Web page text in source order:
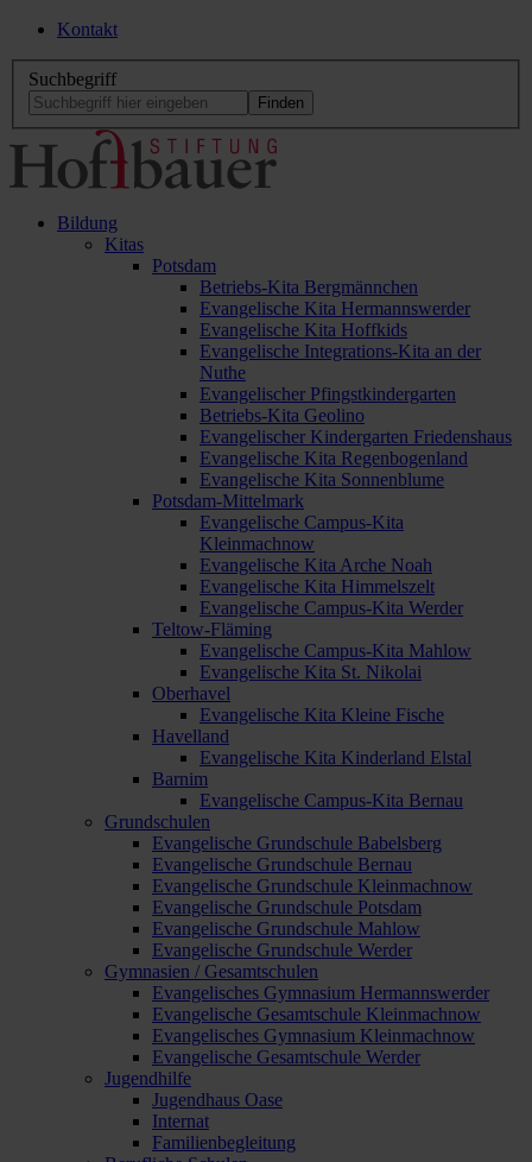
Kontakt
Suchbegriff
Bildung
Kitas
Potsdam
Betriebs-Kita Bergmännchen
Evangelische Kita Hermannswerder
Evangelische Kita Hoffkids
Evangelische Integrations-Kita an der
Nuthe
Evangelischer Pfingstkindergarten
Betriebs-Kita Geolino
Evangelischer Kindergarten Friedenshaus
Evangelische Kita Regenbogenland
Evangelische Kita Sonnenblume
Potsdam-Mittelmark
Evangelische Campus-Kita
Kleinmachnow
Evangelische Kita Arche Noah
Evangelische Kita Himmelszelt
Evangelische Campus-Kita Werder
Teltow-Fläming
Evangelische Campus-Kita Mahlow
Evangelische Kita St. Nikolai
Oberhavel
Evangelische Kita Kleine Fische
Havelland
Evangelische Kita Kinderland Elstal
Barnim
Evangelische Campus-Kita Bernau
Grundschulen
Evangelische Grundschule Babelsberg
Evangelische Grundschule Bernau
Evangelische Grundschule Kleinmachnow
Evangelische Grundschule Potsdam
Evangelische Grundschule Mahlow
Evangelische Grundschule Werder
Gymnasien / Gesamtschulen
Evangelisches Gymnasium Hermannswerder
Evangelische Gesamtschule Kleinmachnow
Evangelisches Gymnasium Kleinmachnow
Evangelische Gesamtschule Werder
Jugendhilfe
Jugendhaus Oase
Internat
Familienbegleitung